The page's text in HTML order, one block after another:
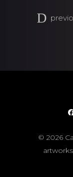
© 2026